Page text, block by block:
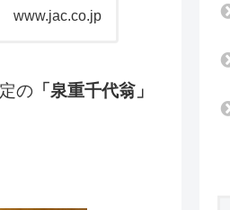
www.jac.co.jp
の 「泉重千代翁」